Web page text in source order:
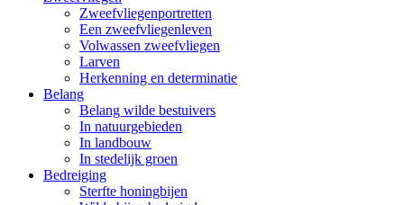
Zweefvliegenportretten
Een zweefvliegenleven
Volwassen zweefvliegen
Larven
Herkenning en determinatie
Belang
Belang wilde bestuivers
In natuurgebieden
In landbouw
In stedelijk groen
Bedreiging
Sterfte honingbijen